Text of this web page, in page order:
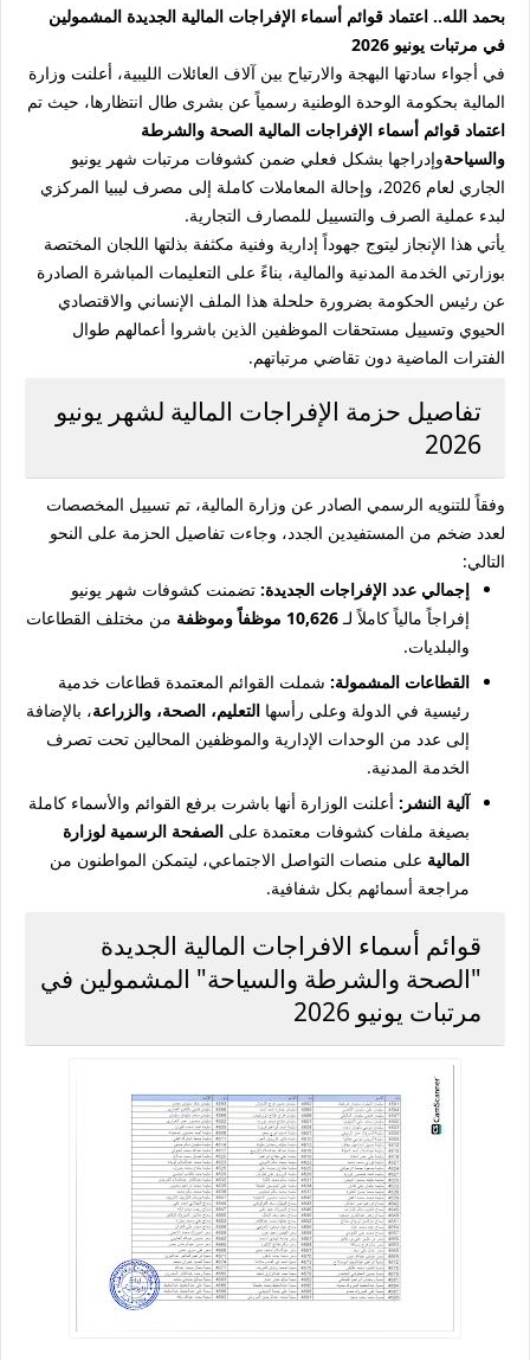
بحمد الله.. اعتماد قوائم أسماء الإفراجات المالية الجديدة المشمولين
في مرتبات يونيو 2026
في أجواء سادتها البهجة والارتياح بين آلاف العائلات الليبية، أعلنت وزارة
المالية بحكومة الوحدة الوطنية رسمياً عن بشرى طال انتظارها، حيث تم
اعتماد قوائم أسماء الإفراجات المالية الصحة والشرطة
والسياحةوإدراجها بشكل فعلي ضمن كشوفات مرتبات شهر يونيو
الجاري لعام 2026، وإحالة المعاملات كاملة إلى مصرف ليبيا المركزي
لبدء عملية الصرف والتسييل للمصارف التجارية.
يأتي هذا الإنجاز ليتوج جهوداً إدارية وفنية مكثفة بذلتها اللجان المختصة
بوزارتي الخدمة المدنية والمالية، بناءً على التعليمات المباشرة الصادرة
عن رئيس الحكومة بضرورة حلحلة هذا الملف الإنساني والاقتصادي
الحيوي وتسييل مستحقات الموظفين الذين باشروا أعمالهم طوال
الفترات الماضية دون تقاضي مرتباتهم.
تفاصيل حزمة الإفراجات المالية لشهر يونيو
2026
وفقاً للتنويه الرسمي الصادر عن وزارة المالية، تم تسييل المخصصات
لعدد ضخم من المستفيدين الجدد، وجاءت تفاصيل الحزمة على النحو
التالي:
إجمالي عدد الإفراجات الجديدة: تضمنت كشوفات شهر يونيو
إفراجاً مالياً كاملاً لـ 10,626 موظفاً وموظفة
من مختلف القطاعات
والبلديات.
القطاعات المشمولة: شملت القوائم المعتمدة قطاعات خدمية
رئيسية في الدولة وعلى رأسها التعليم، الصحة، والزراعة، بالإضافة
إلى عدد من الوحدات الإدارية والموظفين المحالين تحت تصرف
الخدمة المدنية.
آلية النشر: أعلنت الوزارة أنها باشرت برفع القوائم والأسماء كاملة
بصيغة ملفات كشوفات معتمدة على الصفحة الرسمية لوزارة
المالية على منصات التواصل الاجتماعي، ليتمكن المواطنون من
مراجعة أسمائهم بكل شفافية.
قوائم أسماء الافراجات المالية الجديدة
"الصحة والشرطة والسياحة" المشمولين في
مرتبات يونيو 2026